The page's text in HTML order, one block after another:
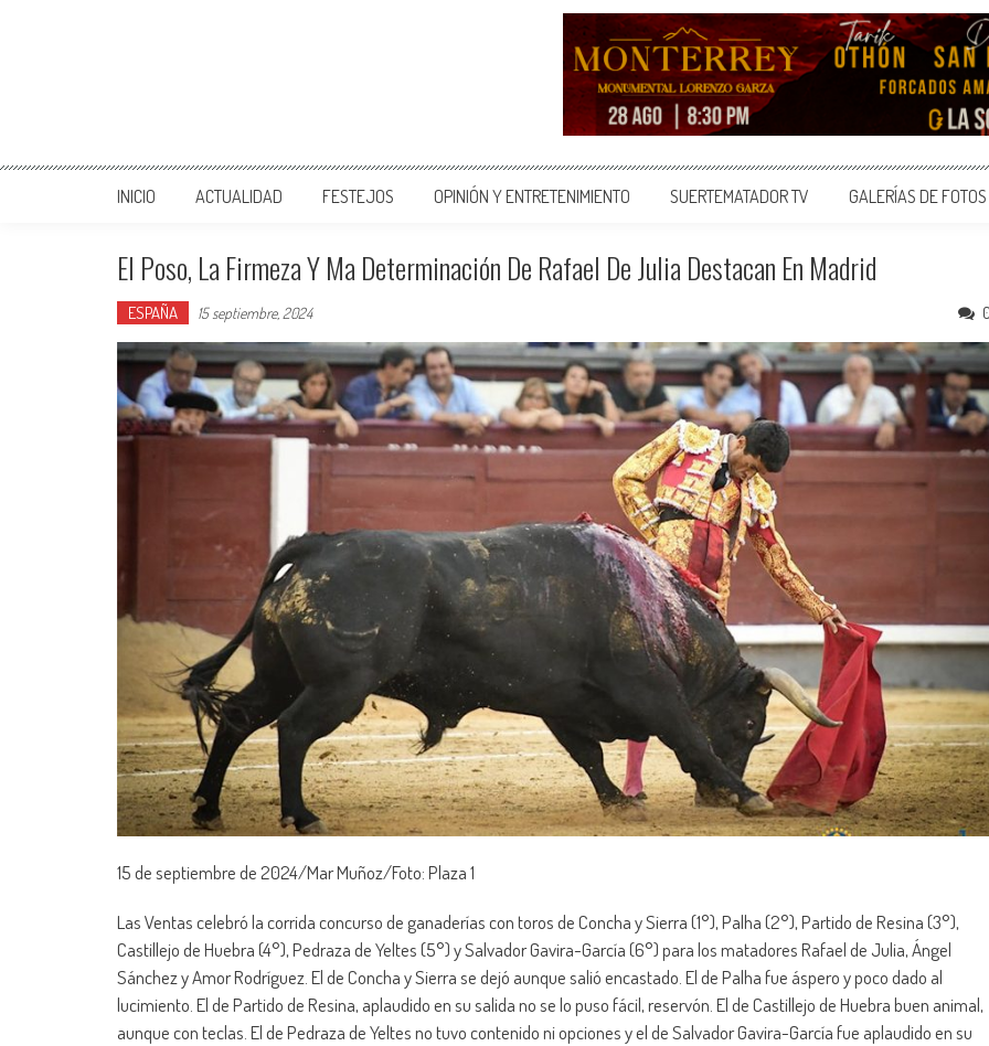
INICIO ACTUALIDAD FESTEJOS OPINIÓN Y ENTRETENIMIENTO SUERTEMATADOR TV GALERÍAS DE FOTOS
El Poso, La Firmeza Y Ma Determinación De Rafael De Julia Destacan En Madrid
ESPAÑA 15 septiembre, 2024
15 de septiembre de 2024/Mar Muñoz/Foto: Plaza 1
Las Ventas celebró la corrida concurso de ganaderías con toros de Concha y Sierra (1°), Palha (2°), Partido de Resina (3°),
Castillejo de Huebra (4°), Pedraza de Yeltes (5°) y Salvador Gavira-García (6°) para los matadores Rafael de Julia, Ángel
Sánchez y Amor Rodríguez. El de Concha y Sierra se dejó aunque salió encastado. El de Palha fue áspero y poco dado al
lucimiento. El de Partido de Resina, aplaudido en su salida no se lo puso fácil, reservón. El de Castillejo de Huebra buen animal,
aunque con teclas. El de Pedraza de Yeltes no tuvo contenido ni opciones y el de Salvador Gavira-García fue aplaudido en su